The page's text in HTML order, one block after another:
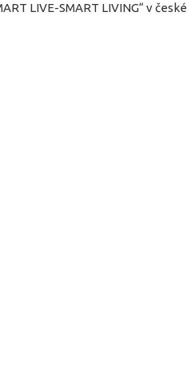
LIVE-SMART LIVING“ v